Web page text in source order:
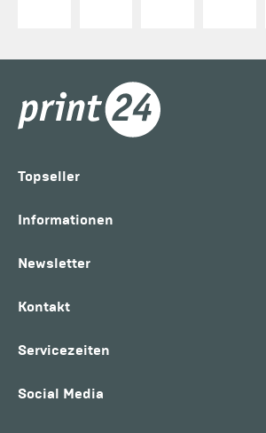
Topseller
Informationen
Newsletter
Kontakt
Servicezeiten
Social Media